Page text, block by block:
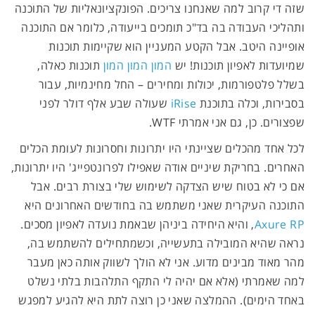
שזה די קרוב למה שאנחנו צריכים. הפונקציונאליות של התוכנה
ותהליכי העבודה בה בד"כ תומכים בייעודה, כלומר אם התוכנה
אופיינה היטב. אבל הקטע המעניין הוא שקיימות תוכנות
שמיועדות לאפיון תוכנות! יש המון המון המון תוכנות כאלה,
בשלל פלטפורמות, יכולות ומחירים – החל מחינמיות, עבור
בסבירות, וכלה בתוכנת iRise שעולה שבע אלף דולר לפני
שפצורים. כן, גם אני אמרתי WTF.
לכל אחד מהכלים שציינתי היו יתרונות וחסרונות לעומת הכלים
האחרים. בחריקת שיניים אודה שאפילו לפרונטפייג' היו יתרונות,
אם כי לא בטוח שיש הצדקה לשימוש שלי בצורת רבים. אבל
התוכנה העיקרית שאני משתמש בה בחודשים האחרונים היא
Axure RP, והיא היחידה ביניהן שבאמת נועדה לאפיון מסכים.
נראה שהיא המובילה בתעשייה, וכשמתחילים להשתמש בה,
מהר מאוד מבינים מדוע. אני לא הולך לשווק אותה כאן מעבר
למה שאמרתי (אלא אם יהיה לי התקף התלהבות בלתי נשלט
באחד הימים). ההמלצה שאני כן רוצה לתת היא להגיע למפגש